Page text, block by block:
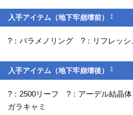
入手アイテム（地下牢崩壊前）†
?：パラメノリング ?：リフレッシ
入手アイテム（地下牢崩壊後）†
?：2500リーフ ?：アーデル結晶
ガラキャミ